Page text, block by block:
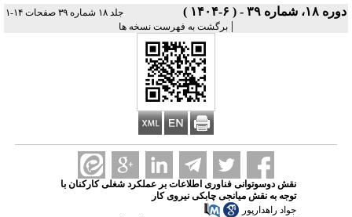
دوره ۱۸، شماره ۳۹ - ( ۶-۱۴۰۴ ) جلد ۱۸ شماره ۳۹ صفحات ۱۴-۱
| برگشت به فهرست نسخه ها
نقش دوسوتوانی فناوری اطلاعات بر عملکرد شغلی کارکنان با
توجه به نقش میانجی چابکی نیروی کار
جواد راهدارپور